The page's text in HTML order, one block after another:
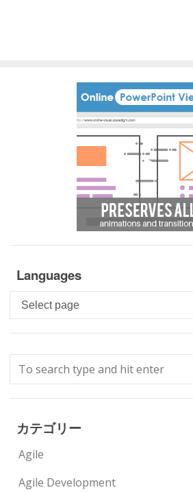
Languages
Languages
カテゴリー
Agile
Agile Development